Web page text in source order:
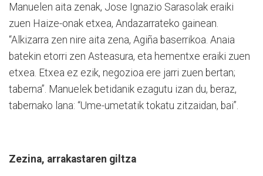
Manuelen aita zenak, Jose Ignazio Sarasolak eraiki
zuen Haize-onak etxea, Andazarrateko gainean.
“Alkizarra zen nire aita zena, Agiña baserrikoa. Anaia
batekin etorri zen Asteasura, eta hementxe eraiki zuen
etxea. Etxea ez ezik, negozioa ere jarri zuen bertan;
taberna”. Manuelek betidanik ezagutu izan du, beraz,
tabernako lana: “Ume-umetatik tokatu zitzaidan, bai”.
Zezina, arrakastaren giltza